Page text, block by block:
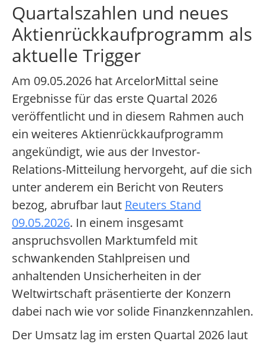
Quartalszahlen und neues
Aktienrückkaufprogramm als
aktuelle Trigger
Am 09.05.2026 hat ArcelorMittal seine
Ergebnisse für das erste Quartal 2026
veröffentlicht und in diesem Rahmen auch
ein weiteres Aktienrückkaufprogramm
angekündigt, wie aus der Investor-
Relations-Mitteilung hervorgeht, auf die sich
unter anderem ein Bericht von Reuters
bezog, abrufbar laut Reuters Stand
09.05.2026. In einem insgesamt
anspruchsvollen Marktumfeld mit
schwankenden Stahlpreisen und
anhaltenden Unsicherheiten in der
Weltwirtschaft präsentierte der Konzern
dabei nach wie vor solide Finanzkennzahlen.
Der Umsatz lag im ersten Quartal 2026 laut